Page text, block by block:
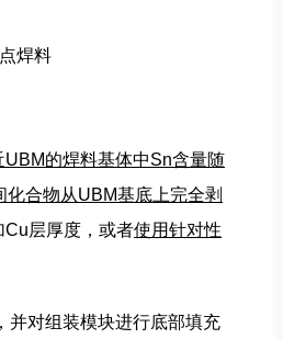
UBM的焊料基体中Sn含量随
合物从UBM基底上完全剥
Cu层厚度，或者使用针对性
并对组装模块进行底部填充